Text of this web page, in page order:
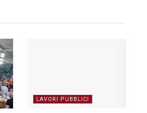
LAVORI PUBBLICI